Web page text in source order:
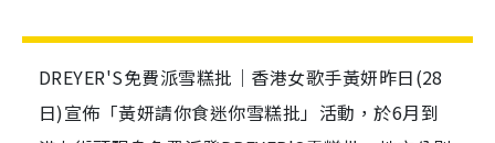
DREYER'S免費派雪糕批｜香港女歌手黃妍昨日(28
日)宣佈「黃妍請你食迷你雪糕批」活動，於6月到